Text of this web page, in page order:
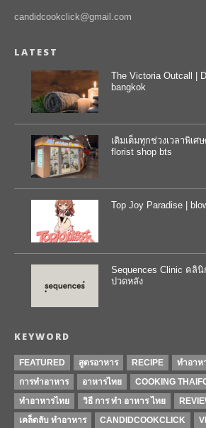
candidcookclick@gmail.com
LATEST
The Victoria Outcall |
bangkok
เติมเต็มทุกช่วงเวลาพิเศ
florist shop bts
Top Joy Paradise |
Sequences Clinic คลิ
ปวดหลัง
KEYWORD
FEATURED สูตรอาหาร RECIPE ทำอาห
การทำอาหาร
อาหารไทย COOKING
ทำอาหารไทย
วิธี การ ทำ อาหาร ไทย
เคล็ดลับ ทำอาหาร
CANDIDCOOKCLICK